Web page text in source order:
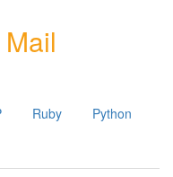
Ruby Python